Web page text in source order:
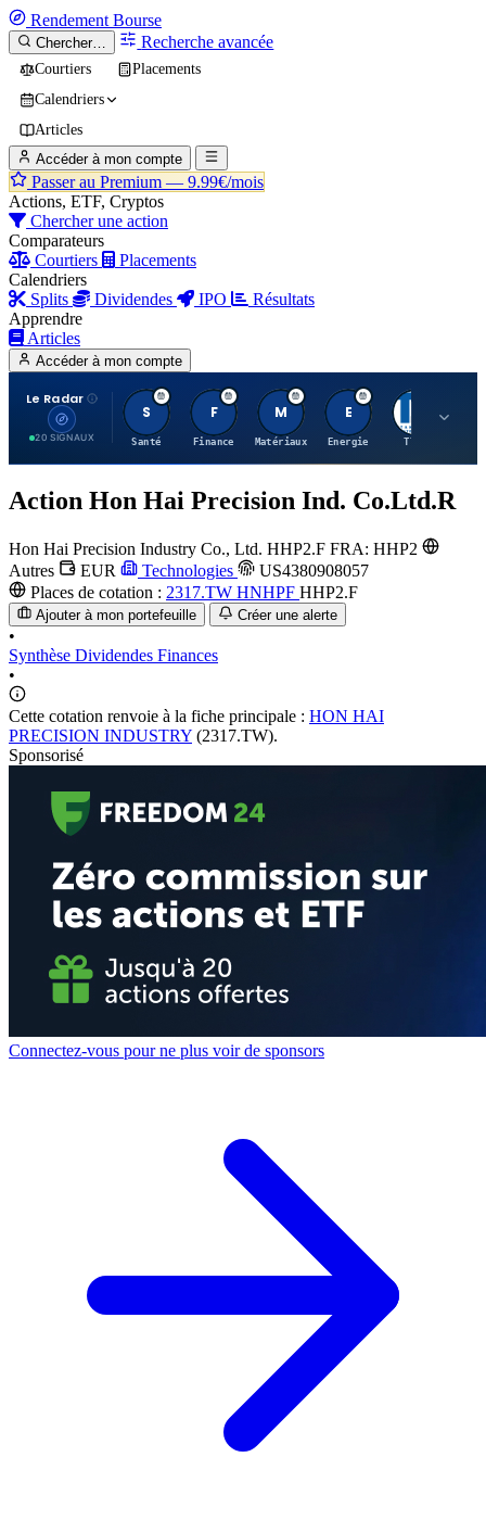
Rendement Bourse
Chercher… Recherche avancée
Courtiers
Placements
Calendriers
Articles
Accéder à mon compte
Passer au Premium — 9.99€/mois
Actions, ETF, Cryptos
Chercher une action
Comparateurs
Courtiers
Placements
Calendriers
Splits
Dividendes IPO
Résultats
Apprendre
Articles
Accéder à mon compte
Le Radar
20 SIGNAUX
S
Santé
F
Finance
M
Matériaux
E
Energie TTWO
Action Hon Hai Precision Ind. Co.Ltd.R
Hon Hai Precision Industry Co., Ltd. HHP2.F FRA: HHP2
Autres
EUR Technologies
US4380908057
Places de cotation : 2317.TW HNHPF HHP2.F
Ajouter à mon portefeuille Créer une alerte
•
Synthèse Dividendes Finances
•
Cette cotation renvoie à la fiche principale : HON HAI
PRECISION INDUSTRY (2317.TW).
Sponsorisé
Connectez-vous pour ne plus voir de sponsors